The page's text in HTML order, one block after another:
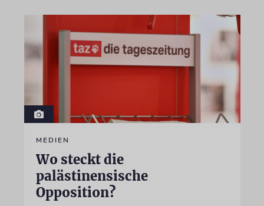
MEDIEN
Wo steckt die
palästinensische
Opposition?